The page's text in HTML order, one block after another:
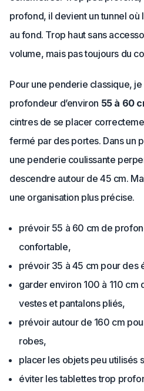
profond, il devient un tunnel où
au fond. Trop haut sans
volume, mais pas toujours du
Pour une penderie classique,
profondeur d’environ 55 à 60
cintres de se placer
fermé par des portes. Dans un
une penderie coulissante
descendre autour de 45 cm.
une organisation plus précise.
prévoir 55 à 60 cm de
confortable,
prévoir 35 à 45 cm pour des
garder environ 100 à 110 cm
vestes et pantalons pliés,
prévoir autour de 160 cm
robes,
placer les objets peu utilisés
éviter les tablettes trop